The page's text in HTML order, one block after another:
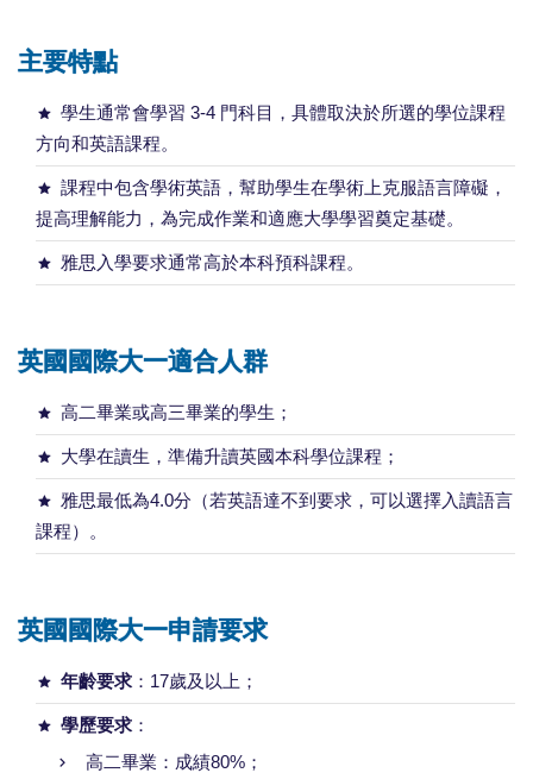
主要特點
學生通常會學習 3-4 門科目，具體取決於所選的學位課程
方向和英語課程。
課程中包含學術英語，幫助學生在學術上克服語言障礙，
提高理解能力，為完成作業和適應大學學習奠定基礎。
雅思入學要求通常高於本科預科課程。
英國國際大一適合人群
高二畢業或高三畢業的學生；
大學在讀生，準備升讀英國本科學位課程；
雅思最低為4.0分（若英語達不到要求，可以選擇入讀語言
課程）。
英國國際大一申請要求
年齡要求：17歲及以上；
學歷要求：
高二畢業：成績80%；